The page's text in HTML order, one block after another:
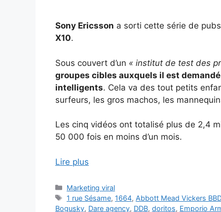
Sony Ericsson a sorti cette série de
X10.
Sous couvert d’un « institut de test des
groupes cibles auxquels il est
intelligents. Cela va des tout petits
surfeurs, les gros machos, les
Les cinq vidéos ont totalisé plus de 2,4
50 000 fois en moins d’un mois.
Lire plus
Catégories
Marketing viral
Étiquettes
1 rue Sésame, 1664, Abbott Mead Vickers
Bogusky, Dare agency, DDB, doritos, Emporio